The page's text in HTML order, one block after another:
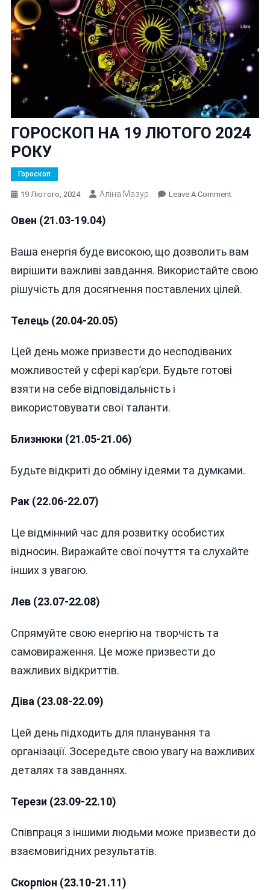
ГОРОСКОП НА 19 ЛЮТОГО 2024
РОКУ
Гороскоп
19 Лютого, 2024 Аліна Мазур Leave A CommentOn
ЛЮТОГО
РОКУ
Овен (21.03-19.04)
Ваша енергія буде високою, що дозволить вам
вирішити важливі завдання. Використайте свою
рішучість для досягнення поставлених цілей.
Телець (20.04-20.05)
Цей день може призвести до несподіваних
можливостей у сфері кар’єри. Будьте готові
взяти на себе відповідальність і
використовувати свої таланти.
Близнюки (21.05-21.06)
Будьте відкриті до обміну ідеями та думками.
Рак (22.06-22.07)
Це відмінний час для розвитку особистих
відносин. Виражайте свої почуття та слухайте
інших з увагою.
Лев (23.07-22.08)
Спрямуйте свою енергію на творчість та
самовираження. Це може призвести до
важливих відкриттів.
Діва (23.08-22.09)
Цей день підходить для планування та
організації. Зосередьте свою увагу на важливих
деталях та завданнях.
Терези (23.09-22.10)
Співпраця з іншими людьми може призвести до
взаємовигідних результатів.
Скорпіон (23.10-21.11)